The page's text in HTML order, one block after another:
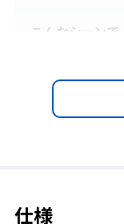
こんなシーンで
●腰の筋力低
弱った方)
仕様